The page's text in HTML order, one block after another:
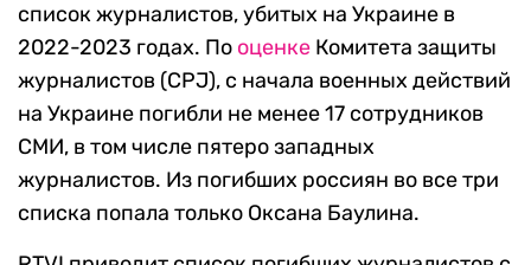
список журналистов, убитых на Украине в
2022-2023 годах. По оценке Комитета защиты
журналистов (CPJ), с начала военных действий
на Украине погибли не менее 17 сотрудников
СМИ, в том числе пятеро западных
журналистов. Из погибших россиян во все три
списка попала только Оксана Баулина.